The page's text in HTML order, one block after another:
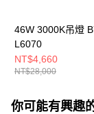
46W 3000K吊燈
L6070
NT$4,660
NT$28,000
你可能有興趣